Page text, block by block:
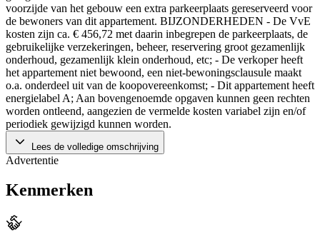
voorzijde van het gebouw een extra parkeerplaats gereserveerd voor
de bewoners van dit appartement. BIJZONDERHEDEN - De VvE
kosten zijn ca. € 456,72 met daarin inbegrepen de parkeerplaats, de
gebruikelijke verzekeringen, beheer, reservering groot gezamenlijk
onderhoud, gezamenlijk klein onderhoud, etc; - De verkoper heeft
het appartement niet bewoond, een niet-bewoningsclausule maakt
o.a. onderdeel uit van de koopovereenkomst; - Dit appartement heeft
energielabel A; Aan bovengenoemde opgaven kunnen geen rechten
worden ontleend, aangezien de vermelde kosten variabel zijn en/of
periodiek gewijzigd kunnen worden.
Lees de volledige omschrijving
Advertentie
Kenmerken